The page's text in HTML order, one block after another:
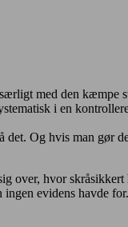
med den kæmpe
i en
det. Og hvis man gør
over, hvor
evidens havde